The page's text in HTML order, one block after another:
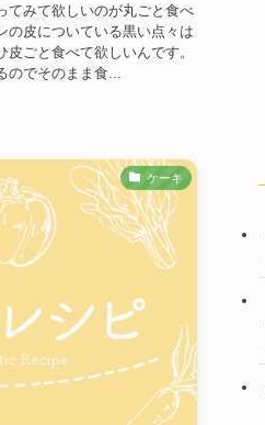
てみて欲しいのが丸ごと食べ
の皮についている黒い点々は
ごと食べて欲しいんです。
でそのまま食...
ケーキ